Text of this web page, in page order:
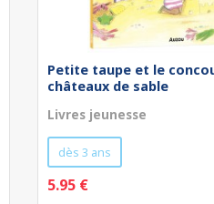
Petite taupe et le
châteaux de sable
Livres jeunesse
dès 3 ans
5.95 €